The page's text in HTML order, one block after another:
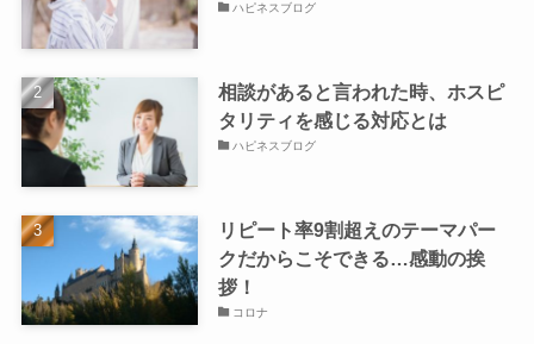
ハピネスブログ
相談があると言われた時、ホスピ
タリティを感じる対応とは
ハピネスブログ
リピート率9割超えのテーマパー
クだからこそできる…感動の挨
拶！
コロナ